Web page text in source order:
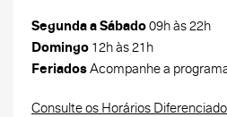
Segunda a Sábado09h às 22h
Domingo 12h às 21h
FeriadosAcompanhe a
Consulte os Horários